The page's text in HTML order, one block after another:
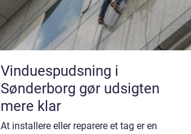
Vinduespudsning i
Sønderborg gør udsigten
mere klar
At installere eller reparere et tag er en